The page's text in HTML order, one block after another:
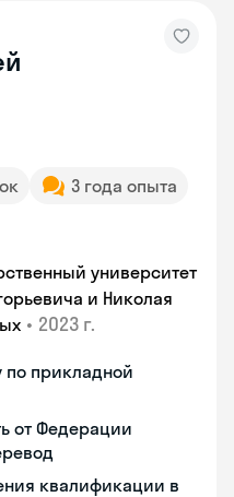
3 года опыта
университет
и Николая
• 2023 г.
по прикладной
от Федерации
квалификации в